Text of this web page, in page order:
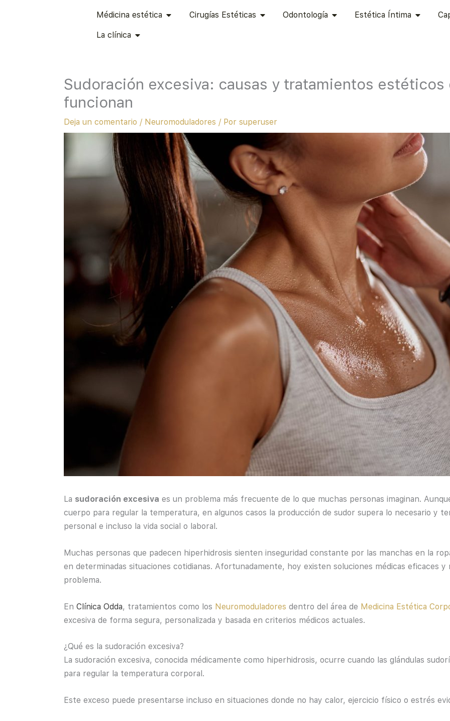
Médicina estética ABRIR MÉDICINA ESTÉTICA
Cirugías Estéticas ABRIR CIRUGÍAS ESTÉTICAS
Odontología ABRIR ODONTOLOGÍA
Estética Íntima ABRIR
La clínica
Sudoración excesiva: causas y tratamientos estéticos
funcionan
Deja un comentario / Neuromoduladores / Por superuser
La sudoración excesiva es un problema más frecuente de lo que muchas personas imaginan.
cuerpo para regular la temperatura, en algunos casos la producción de sudor supera lo necesario y
personal e incluso la vida social o laboral.
Muchas personas que padecen hiperhidrosis sienten inseguridad constante por las manchas en la
en determinadas situaciones cotidianas. Afortunadamente, hoy existen soluciones médicas eficaces
problema.
En Clínica Odda, tratamientos como los Neuromoduladores dentro del área de Medicina Estética
excesiva de forma segura, personalizada y basada en criterios médicos actuales.
¿Qué es la sudoración excesiva?
La sudoración excesiva, conocida médicamente como hiperhidrosis, ocurre cuando las glándulas
para regular la temperatura corporal.
Este exceso puede presentarse incluso en situaciones donde no hay calor, ejercicio físico o estrés